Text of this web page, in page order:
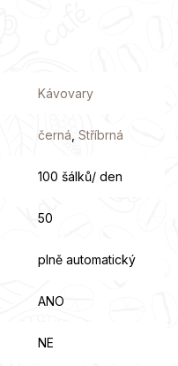
Kávovary
černá Stříbrná
100 šálků/ den
50
plně automatický
ANO
NE